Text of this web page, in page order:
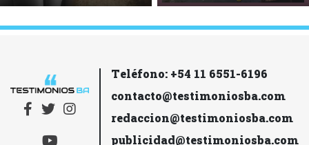
Teléfono: +54 11 6551-6196
contacto@testimoniosba.com
redaccion@testimoniosba.com
publicidad@testimoniosba.com